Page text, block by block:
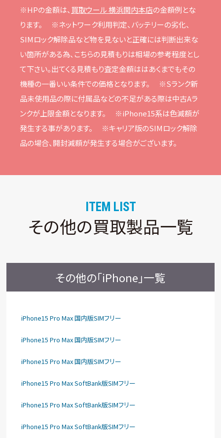
※HPの⾦額は、 買取ウール 横浜関内本店の⾦額例とな
ります。
※ネットワーク利⽤判定、バッテリーの劣化、
SIMロック解除品など物を⾒ないと正確には判断出来な
い箇所がある為、こちらの⾒積もりは相場の参考程度とし
て下さい。出てくる⾒積もり査定⾦額ははあくまでもその
機種の⼀番いい条件での価格となります。
※Sランク新
品未使⽤品の際に付属品などの不⾜がある際は中古Aラ
ンクが上限⾦額となります。
※iPhone15系は⾊減額が
発⽣する事があります。
※キャリア版のSIMロック解除
品の場合、開封減額が発⽣する場合がございます。
ITEM LIST
その他の買取製品一覧
その他の「iPhone」一覧
iPhone15 Pro Max 国内版SIMフリー
iPhone15 Pro Max 国内版SIMフリー
iPhone15 Pro Max 国内版SIMフリー
iPhone15 Pro Max SoftBank版SIMフリー
iPhone15 Pro Max SoftBank版SIMフリー
iPhone15 Pro Max SoftBank版SIMフリー